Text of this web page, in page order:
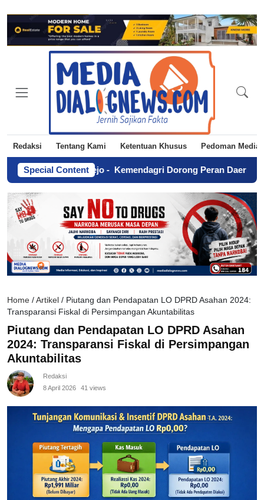
Redaksi Tentang Kami Ketentuan Khusus Pedoman Media
Special Content
dari Tegalrejo- Kemendagri Dorong Peran Daerah dalam
Home / Artikel / Piutang dan Pendapatan LO DPRD Asahan 2024:
Transparansi Fiskal di Persimpangan Akuntabilitas
Piutang dan Pendapatan LO DPRD Asahan
2024: Transparansi Fiskal di Persimpangan
Akuntabilitas
Redaksi
8 April 2026
41 views